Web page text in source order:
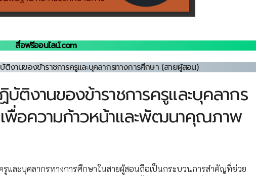
สื่อฟรีออนไลน์.com
ติงานของข้าราชการครูและบุคลากรทางการศึกษา (สายผู้สอน)
บัติงานของข้าราชการครูและบุคลากร
พื่อความก้าวหน้าและพัฒนาคุณภาพ
รูและบุคลากรทางการศึกษาในสายผู้สอนถือเป็นกระบวนการสำคัญที่ช่วย